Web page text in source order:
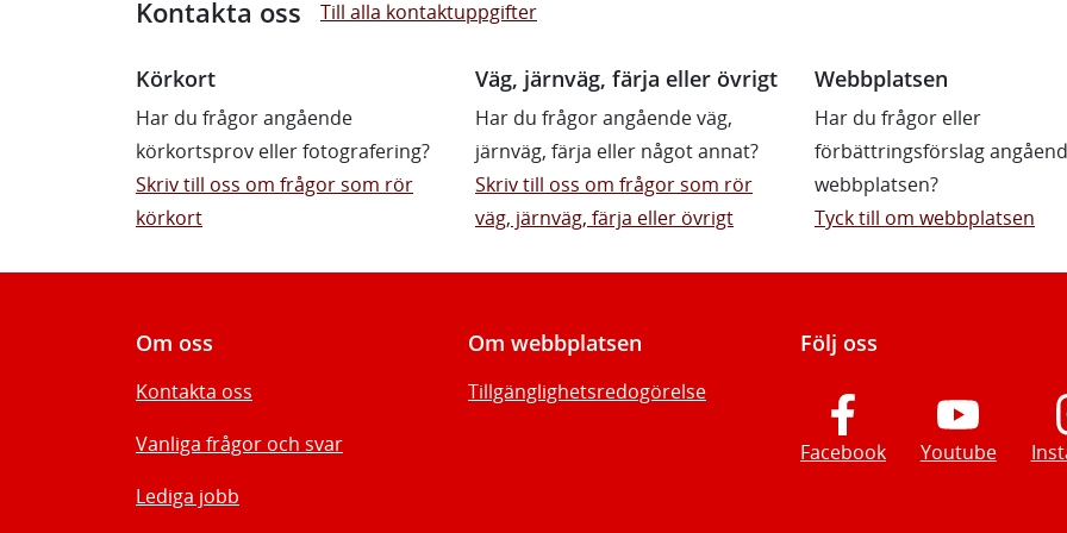
Kontakta oss Till alla kontaktuppgifter
Körkort
Har du frågor angående
körkortsprov eller fotografering?
Skriv till oss om frågor som rör
körkort
Väg, järnväg, färja eller övrigt
Har du frågor angående väg,
järnväg, färja eller något annat?
Skriv till oss om frågor som rör
väg, järnväg, färja eller övrigt
Webbplatsen
Har du frågor eller
förbättringsförslag
webbplatsen?
Tyck till om webbplatsen
Om oss
Kontakta oss
Vanliga frågor och svar
Lediga jobb
Om webbplatsen
Tillgänglighetsredogörelse
Följ oss
Facebook Youtube